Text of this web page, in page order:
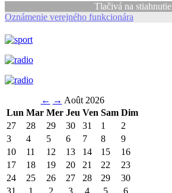
Tlačivá na stiahnutie
Oznámenie verejného funkcionára
← → Août 2026
Lun Mar Mer Jeu Ven Sam Dim
27
28 29 30 31 1
2
3
4 5 6 7 8
9
10
11 12 13 14 15
16
17
18 19 20 21 22
23
24
25 26 27 28 29
30
31
1 2 3 4 5
6